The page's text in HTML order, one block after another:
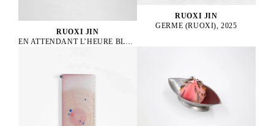
RUOXI JIN
EN ATTENDANT L’HEURE BLEUE, 2025
RUOXI JIN
GERME (RUOXI), 2025